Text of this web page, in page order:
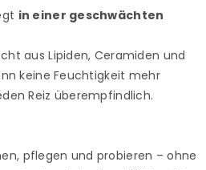
in einer geschwächten
aus Lipiden, Ceramiden und
keine Feuchtigkeit mehr
Reiz überempfindlich.
pflegen und probieren – ohne